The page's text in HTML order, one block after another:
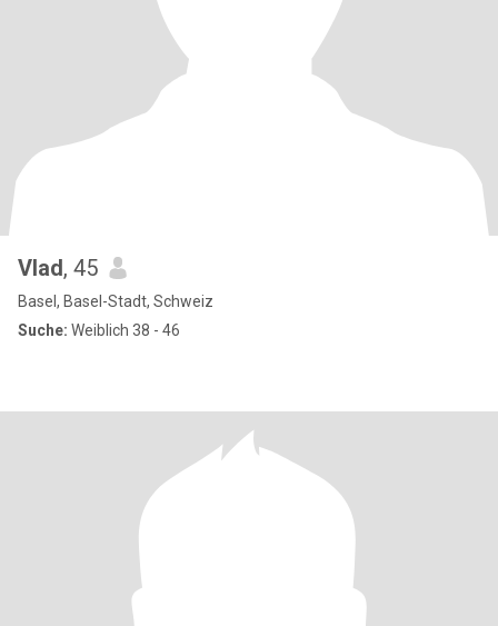
Vlad, 45
Basel, Basel-Stadt, Schweiz
Suche: Weiblich 38 - 46